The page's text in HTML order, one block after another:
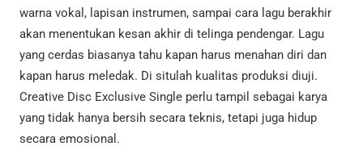
warna vokal, lapisan instrumen, sampai cara lagu berakhir
akan menentukan kesan akhir di telinga pendengar. Lagu
yang cerdas biasanya tahu kapan harus menahan diri dan
kapan harus meledak. Di situlah kualitas produksi diuji.
Creative Disc Exclusive Single perlu tampil sebagai karya
yang tidak hanya bersih secara teknis, tetapi juga hidup
secara emosional.